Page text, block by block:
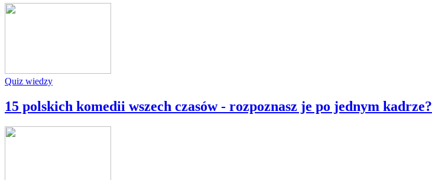
Quiz wiedzy
15 polskich komedii wszech czasów - rozpoznasz je po jednym kadrze?